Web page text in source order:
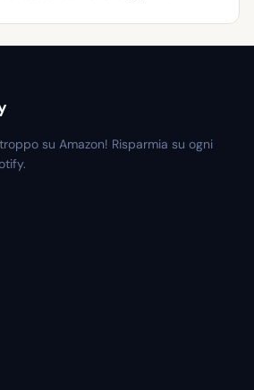
su Amazon! Risparmia su ogni